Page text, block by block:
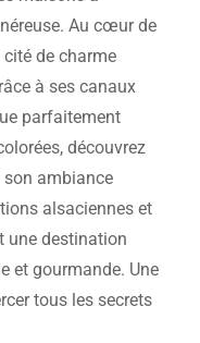
Au cœur de
cité de charme
à ses canaux
parfaitement
découvrez
son ambiance
alsaciennes et
une destination
et gourmande. Une
tous les secrets